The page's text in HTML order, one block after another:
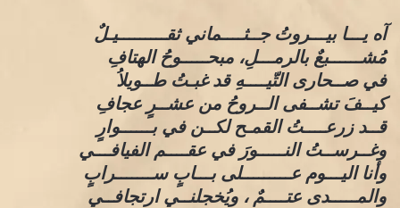
آه يـــا بيـــروتُ جــثــــماني ثقـــــــــيـلٌ
مُشــــــبعٌ بالرمـــلِ، مبحـــــوحُ الهتافِ
في صــحارى التّيــــهِ قد غبـتُ طــويلاُ
كيــفَ تشــفى الــروحُ من عشــرٍ عجافِ
قــد زرعــــتُ القمـح لكــن في بــــــوارٍ
وغــرســتُ النـــــورَ في عقــــم الفيافـــي
وأنا اليـــوم عـــــــــلى بـــابٍ ســـــــرابٍ
والمـــــدى عتــــمٌ ، ويُخجلنــي ارتجافــي